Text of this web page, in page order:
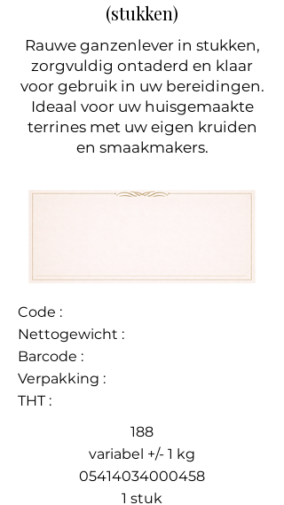
(stukken)
Rauwe ganzenlever in stukken,
zorgvuldig ontaderd en klaar
voor gebruik in uw bereidingen.
Ideaal voor uw huisgemaakte
terrines met uw eigen kruiden
en smaakmakers.
Code :
Nettogewicht :
Barcode :
Verpakking :
THT :
188
variabel +/- 1 kg
05414034000458
1 stuk